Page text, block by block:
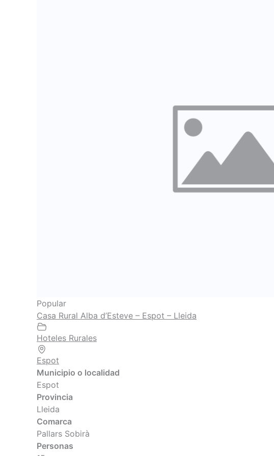
Popular
Casa Rural Alba d’Esteve – Espot – Lleida
Hoteles Rurales
Espot
Municipio o localidad
Espot
Provincia
Lleida
Comarca
Pallars Sobirà
Personas